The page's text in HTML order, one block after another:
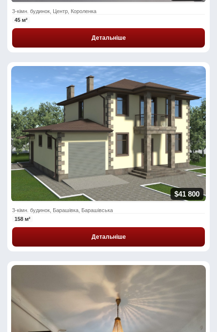
3-кімн. будинок, Центр, Короленка
45 м²
Детальніше
$41 800
3-кімн. будинок, Барашівка, Барашівська
158 м²
Детальніше